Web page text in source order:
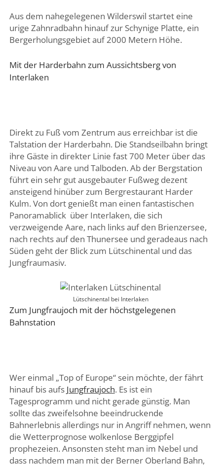
Aus dem nahegelegenen Wilderswil startet eine
urige Zahnradbahn hinauf zur Schynige Platte, ein
Bergerholungsgebiet auf 2000 Metern Höhe.
Mit der Harderbahn zum Aussichtsberg von
Interlaken
Direkt zu Fuß vom Zentrum aus erreichbar ist die
Talstation der Harderbahn. Die Standseilbahn bringt
ihre Gäste in direkter Linie fast 700 Meter über das
Niveau von Aare und Talboden. Ab der Bergstation
führt ein sehr gut ausgebauter Fußweg dezent
ansteigend hinüber zum Bergrestaurant Harder
Kulm. Von dort genießt man einen fantastischen
Panoramablick über Interlaken, die sich
verzweigende Aare, nach links auf den Brienzersee,
nach rechts auf den Thunersee und geradeaus nach
Süden geht der Blick zum Lütschinental und das
Jungfraumasiv.
Lütschinental bei Interlaken
Zum Jungfraujoch mit der höchstgelegenen
Bahnstation
Wer einmal „Top of Europe“ sein möchte, der fährt
hinauf bis aufs Jungfraujoch. Es ist ein
Tagesprogramm und nicht gerade günstig. Man
sollte das zweifelsohne beeindruckende
Bahnerlebnis allerdings nur in Angriff nehmen, wenn
die Wetterprognose wolkenlose Berggipfel
prophezeien. Ansonsten steht man im Nebel und
dass nachdem man mit der Berner Oberland Bahn,